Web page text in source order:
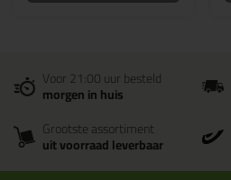
Voor 21:00 uur besteld
morgen in huis
Grootste assortiment
uit voorraad leverbaar